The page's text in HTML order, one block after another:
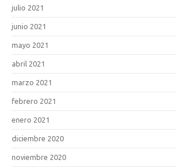
julio 2021
junio 2021
mayo 2021
abril 2021
marzo 2021
febrero 2021
enero 2021
diciembre 2020
noviembre 2020